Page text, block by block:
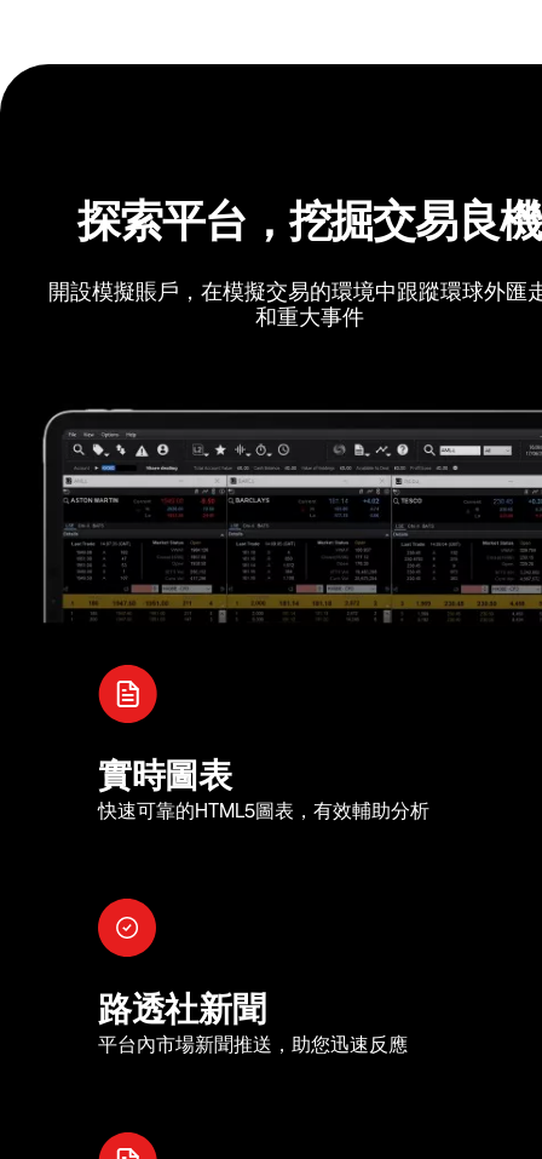
探索平台，挖掘交易良機
開設模擬賬戶，在模擬交易的環境中跟蹤環球外匯
和重大事件
實時圖表
快速可靠的HTML5圖表，有效輔助分析
路透社新聞
平台內市場新聞推送，助您迅速反應